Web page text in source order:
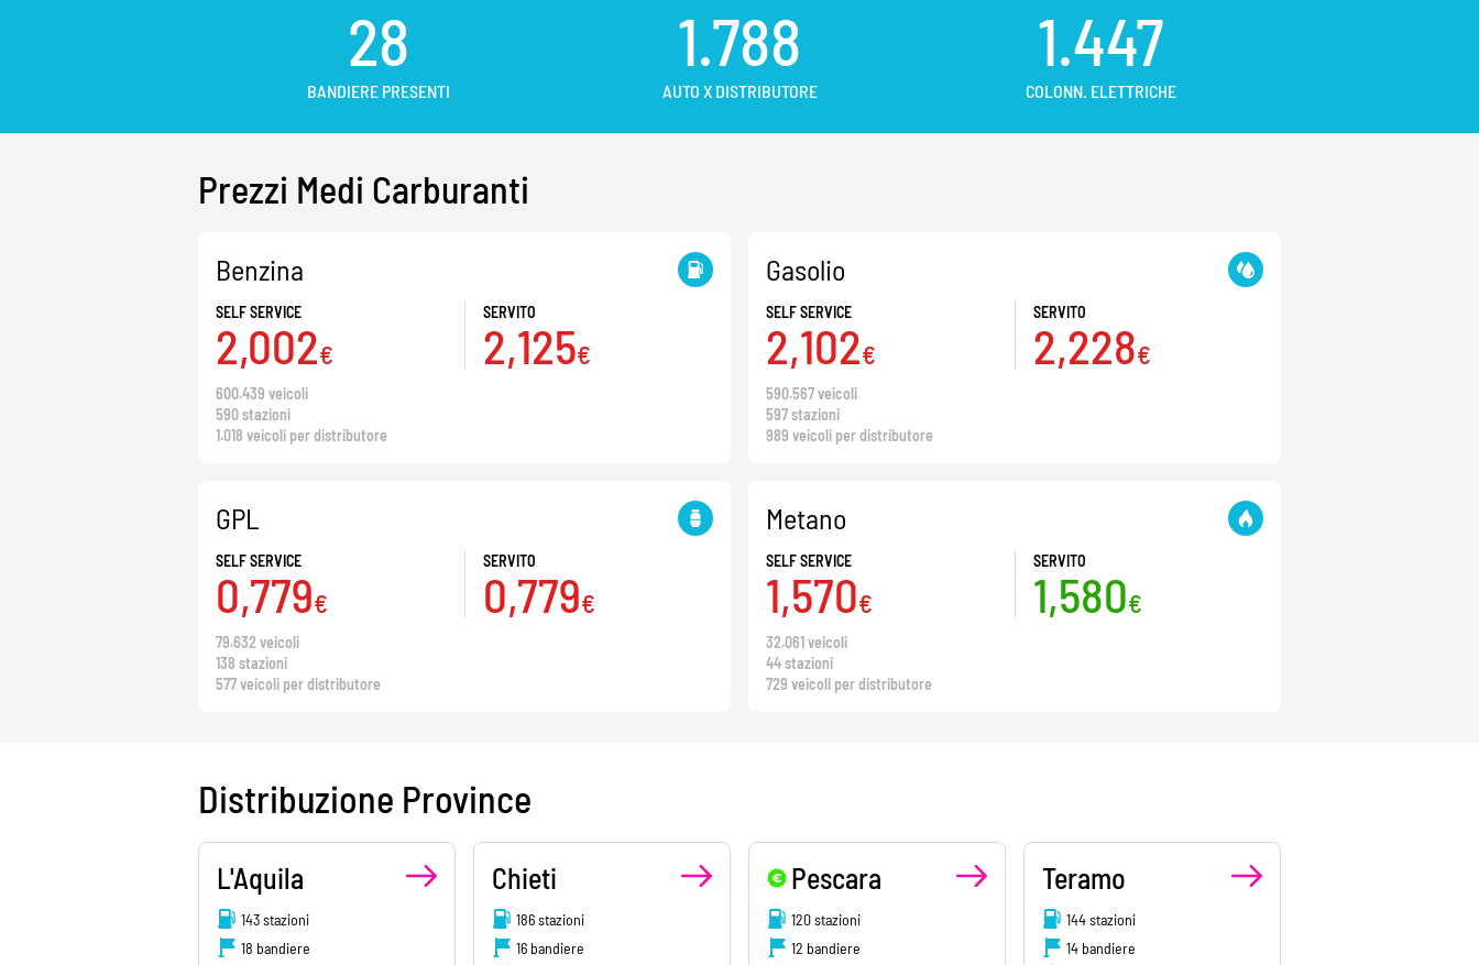
28
BANDIERE PRESENTI
1.788
AUTO X DISTRIBUTORE
1.447
COLONN. ELETTRICHE
Prezzi Medi Carburanti
Benzina
SELF SERVICE
2,002€
SERVITO
2,125€
600.439 veicoli
590 stazioni
1.018 veicoli per distributore
Gasolio
SELF SERVICE
2,102€
SERVITO
2,228€
590.567 veicoli
597 stazioni
989 veicoli per distributore
GPL
SELF SERVICE
0,779€
SERVITO
0,779€
79.632 veicoli
138 stazioni
577 veicoli per distributore
Metano
SELF SERVICE
1,570€
SERVITO
1,580€
32.061 veicoli
44 stazioni
729 veicoli per distributore
Distribuzione Province
L'Aquila
143 stazioni
18 bandiere
Chieti
186 stazioni
16 bandiere
Pescara
120 stazioni
12 bandiere
Teramo
144 stazioni
14 bandiere